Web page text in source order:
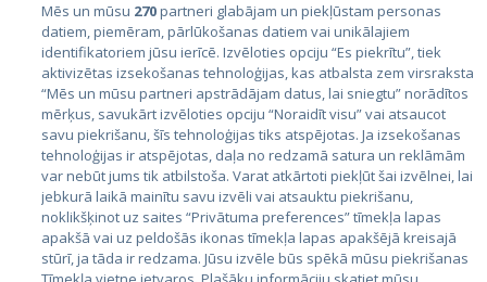
Страны
Эстония
Латвия
Литва
Mēs un mūsu 270partneri glabājam un piekļūstam personas
datiem, piemēram, pārlūkošanas datiem vai unikālajiem
identifikatoriem jūsu ierīcē. Izvēloties opciju “Es piekrītu”, tiek
aktivizētas izsekošanas tehnoloģijas, kas atbalsta zem virsraksta
“Mēs un mūsu partneri apstrādājam datus, lai sniegtu” norādītos
mērķus, savukārt izvēloties opciju “Noraidīt visu” vai atsaucot
savu piekrišanu, šīs tehnoloģijas tiks atspējotas. Ja izsekošanas
tehnoloģijas ir atspējotas, daļa no redzamā satura un reklāmām
var nebūt jums tik atbilstoša. Varat atkārtoti piekļūt šai izvēlnei, lai
jebkurā laikā mainītu savu izvēli vai atsauktu piekrišanu,
noklikšķinot uz saites “Privātuma preferences” tīmekļa lapas
apakšā vai uz peldošās ikonas tīmekļa lapas apakšējā kreisajā
stūrī, ja tāda ir redzama. Jūsu izvēle būs spēkā mūsu piekrišanas